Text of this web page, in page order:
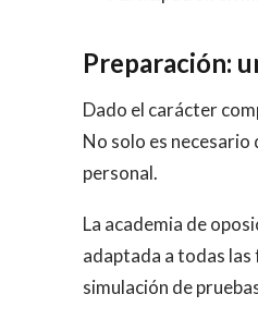
Preparación:
Dado el carácter
No solo es
personal.
La academia de
adaptada a todas
simulación de